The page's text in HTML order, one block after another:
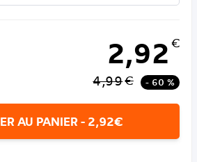
2,92 €
4,99€ - 60 %
AU PANIER - 2,92€